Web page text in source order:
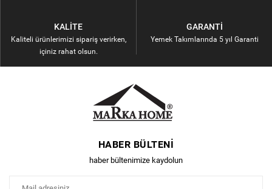
KALITE
Kaliteli ürünlerimizi sipariş verirken,
içiniz rahat olsun.
GARANTI
Yemek Takımlarında 5 yıl Garanti
HABER BÜLTENI
haber bültenimize kaydolun